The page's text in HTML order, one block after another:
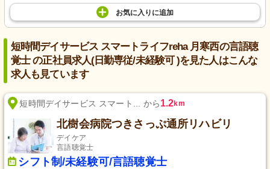
お気に入り に追加
短時間デイサービス スマートライフreha 月寒西の言語聴
覚士 の正社員求人(日勤専従/未経験可 )を見た人はこんな
求人も見ています
短時間デイサービス スマート... から1.2km
北樹会病院つきさっぷ通所リハビリ
デイケア
言語聴覚士
シフト制/未経験可/言語聴覚士